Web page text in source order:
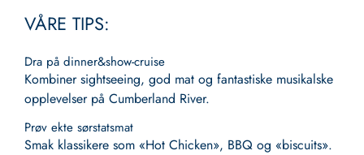
VÅRE TIPS:
Dra på dinner&show-cruise
Kombiner sightseeing, god mat og fantastiske musikalske
opplevelser på Cumberland River.
Prøv ekte sørstatsmat
Smak klassikere som «Hot Chicken», BBQ og «biscuits».